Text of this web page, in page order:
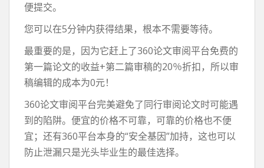
便提交。
您可以在5分钟内获得结果，根本不需要等待。
最重要的是，因为它赶上了360论文审阅平台免费的
第一篇论文的收益+第二篇审稿的20％折扣，所以审
稿编辑的成本为0元！
360论文审阅平台完美避免了同行审阅论文时可能遇
到的陷阱。便宜的价格不可靠，可靠的价格也不便
宜；还有360平台本身的“安全基因”加持，这也可以
防止泄漏只是光头毕业生的最佳选择。